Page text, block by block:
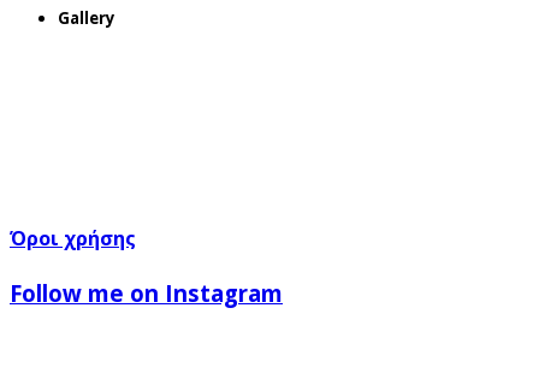
Gallery
Όροι χρήσης
Follow me on Instagram